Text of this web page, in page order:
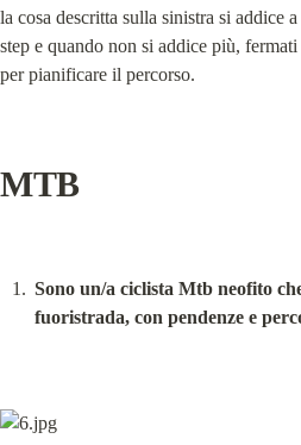
la cosa descritta sulla sinistra si addice
step e quando non si addice più,
per pianificare il percorso.
MTB
Sono un/a ciclista Mtb neofito
fuoristrada, con pendenze e